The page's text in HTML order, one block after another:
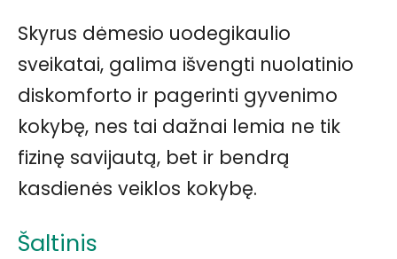
Skyrus dėmesio uodegikaulio
sveikatai, galima išvengti nuolatinio
diskomforto ir pagerinti gyvenimo
kokybę, nes tai dažnai lemia ne tik
fizinę savijautą, bet ir bendrą
kasdienės veiklos kokybę.
Šaltinis